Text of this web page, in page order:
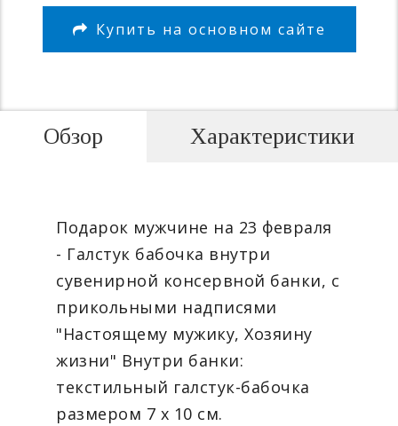
Купить на основном сайте
Обзор
Подарок мужчине на 23 февраля
- Галстук бабочка внутри
сувенирной консервной банки, с
прикольными надписями
"Настоящему мужику, Хозяину
жизни" Внутри банки:
текстильный галстук-бабочка
размером 7 х 10 см.
Характеристики